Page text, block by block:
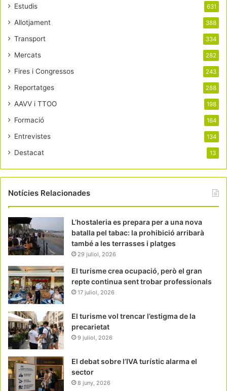
Estudis 631
Allotjament 388
Transport 334
Mercats 282
Fires i Congressos 243
Reportatges 288
AAVV i TTOO 198
Formació 164
Entrevistes 134
Destacat 13
Notícies Relacionades
L’hostaleria es prepara per a una nova
batalla pel tabac: la prohibició arribarà
també a les terrasses i platges
29 juliol, 2026
El turisme crea ocupació, però el gran
repte continua sent trobar professionals
17 juliol, 2026
El turisme vol trencar l’estigma de la
precarietat
9 juliol, 2026
El debat sobre l’IVA turístic alarma el
sector
8 juny, 2026